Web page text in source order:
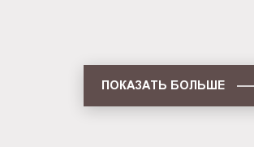
ПОКАЗАТЬ БОЛЬШЕ